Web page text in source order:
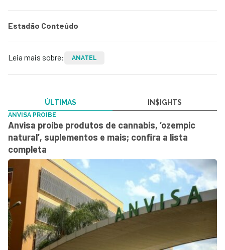
Estadão Conteúdo
Leia mais sobre: ANATEL
ÚLTIMAS IN$IGHTS
ANVISA PROIBE
Anvisa proíbe produtos de cannabis, ‘ozempic
natural’, suplementos e mais; confira a lista
completa